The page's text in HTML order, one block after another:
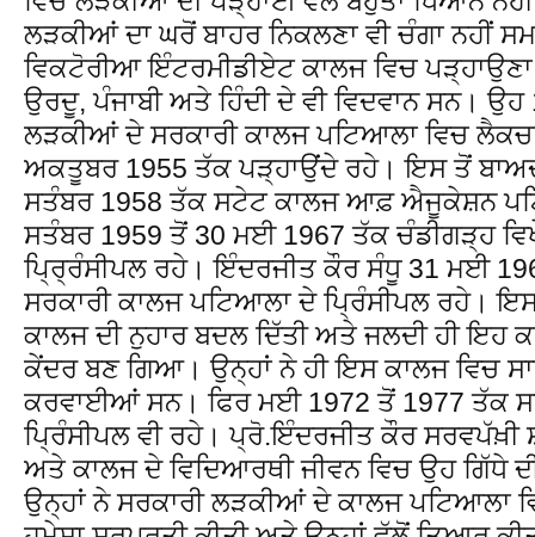
ਲੜਕੀਆਂ ਦਾ ਘਰੋਂ ਬਾਹਰ ਨਿਕਲਣਾ ਵੀ ਚੰਗਾ ਨਹੀਂ
ਵਿਕਟੋਰੀਆ ਇੰਟਰਮੀਡੀਏਟ ਕਾਲਜ ਵਿਚ
ਉਰਦੂ, ਪੰਜਾਬੀ ਅਤੇ ਹਿੰਦੀ ਦੇ ਵੀ ਵਿਦਵਾਨ ਸਨ। ਉਹ
ਲੜਕੀਆਂ ਦੇ ਸਰਕਾਰੀ ਕਾਲਜ ਪਟਿਆਲਾ ਵਿਚ
ਅਕਤੂਬਰ 1955 ਤੱਕ ਪੜ੍ਹਾਉਂਦੇ ਰਹੇ। ਇਸ ਤੋਂ
ਸਤੰਬਰ 1958 ਤੱਕ ਸਟੇਟ ਕਾਲਜ ਆਫ਼ ਐਜੂਕੇਸ਼ਨ
ਸਤੰਬਰ 1959 ਤੋਂ 30 ਮਈ 1967 ਤੱਕ ਚੰਡੀਗੜ੍ਹ
ਪਿ੍ਰ੍ਰੰਸੀਪਲ ਰਹੇ। ਇੰਦਰਜੀਤ ਕੌਰ ਸੰਧੂ 31 ਮਈ
ਸਰਕਾਰੀ ਕਾਲਜ ਪਟਿਆਲਾ ਦੇ ਪਿ੍ਰੰਸੀਪਲ ਰਹੇ।
ਕਾਲਜ ਦੀ ਨੁਹਾਰ ਬਦਲ ਦਿੱਤੀ ਅਤੇ ਜਲਦੀ ਹੀ ਇਹ
ਕੇਂਦਰ ਬਣ ਗਿਆ। ਉਨ੍ਹਾਂ ਨੇ ਹੀ ਇਸ ਕਾਲਜ ਵਿਚ
ਕਰਵਾਈਆਂ ਸਨ। ਫਿਰ ਮਈ 1972 ਤੋਂ 1977 ਤੱਕ
ਪ੍ਰਿੰਸੀਪਲ ਵੀ ਰਹੇ। ਪ੍ਰੋ.ਇੰਦਰਜੀਤ ਕੌਰ
ਅਤੇ ਕਾਲਜ ਦੇ ਵਿਦਿਆਰਥੀ ਜੀਵਨ ਵਿਚ ਉਹ ਗਿੱਧੇ
ਉਨ੍ਹਾਂ ਨੇ ਸਰਕਾਰੀ ਲੜਕੀਆਂ ਦੇ ਕਾਲਜ ਪਟਿਆਲਾ